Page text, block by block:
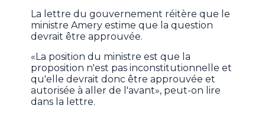
La lettre du gouvernement réitère que le
ministre Amery estime que la question
devrait être approuvée.
«La position du ministre est que la
proposition n'est pas inconstitutionnelle et
qu'elle devrait donc être approuvée et
autorisée à aller de l'avant», peut-on lire
dans la lettre.